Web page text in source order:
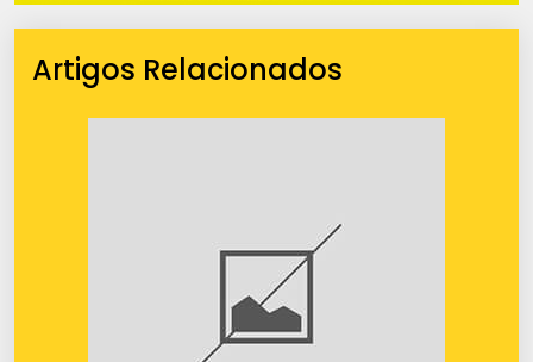
Artigos Relacionados